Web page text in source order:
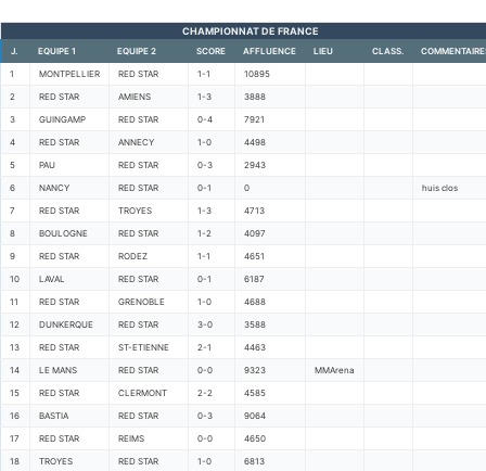
CHAMPIONNAT DE FRANCE
J. EQUIPE 1 EQUIPE 2 SCORE AFFLUENCE LIEU CLASS.
1 MONTPELLIER RED STAR 1-1 10895
2 RED STAR AMIENS 1-3 3888
3 GUINGAMP RED STAR 0-4 7921
4 RED STAR ANNECY 1-0 4498
5 PAU RED STAR 0-3 2943
6 NANCY RED STAR 0-1 0 huis clos
7 RED STAR TROYES 1-3 4713
8 BOULOGNE RED STAR 1-2 4097
9 RED STAR RODEZ 1-1 4651
10 LAVAL RED STAR 0-1 6187
11 RED STAR GRENOBLE 1-0 4688
12 DUNKERQUE RED STAR 3-0 3588
13 RED STAR ST-ETIENNE 2-1 4463
14 LE MANS RED STAR 0-0 9323 MMArena
15 RED STAR CLERMONT 2-2 4585
16 BASTIA RED STAR 0-3 9064
17 RED STAR REIMS 0-0 4650
18 TROYES RED STAR 1-0 6813